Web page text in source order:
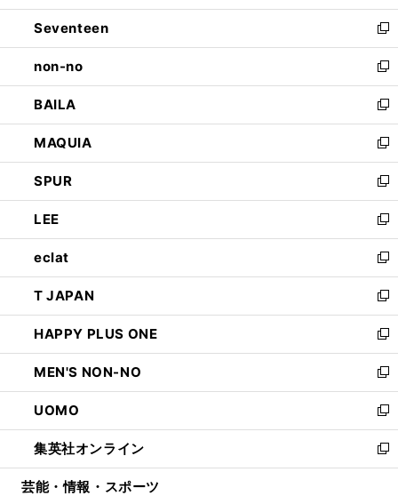
開
く
ウ
で
開
く
ン
ド
ウ
で
開
く
Seventeen
新
し
い
ウ
ィ
ン
ド
ウ
で
開
く
non-no
新
し
い
ウ
ィ
ン
ド
ウ
で
開
く
BAILA
新
し
い
ウ
ィ
ン
ド
ウ
で
開
く
MAQUIA
新
し
い
ウ
ィ
ン
ド
ウ
で
開
く
SPUR
新
し
い
ウ
ィ
ン
ド
ウ
で
開
く
LEE
新
し
い
ウ
ィ
ン
ド
ウ
で
開
く
eclat
新
し
い
ウ
ィ
ン
ド
ウ
で
開
く
T JAPAN
新
し
い
ウ
ィ
ン
ド
ウ
で
開
HAPPY PLUS ONE
新
し
い
ウ
ィ
ン
ド
ウ
MEN'S NON-NO
新
し
い
ウ
ィ
ン
UOMO
新
し
い
ウ
集英社オンライン
新
し
芸能・情報・スポーツ